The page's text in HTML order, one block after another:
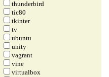
thunderbird
tic80
tkinter
tv
ubuntu
unity
vagrant
vine
virtualbox